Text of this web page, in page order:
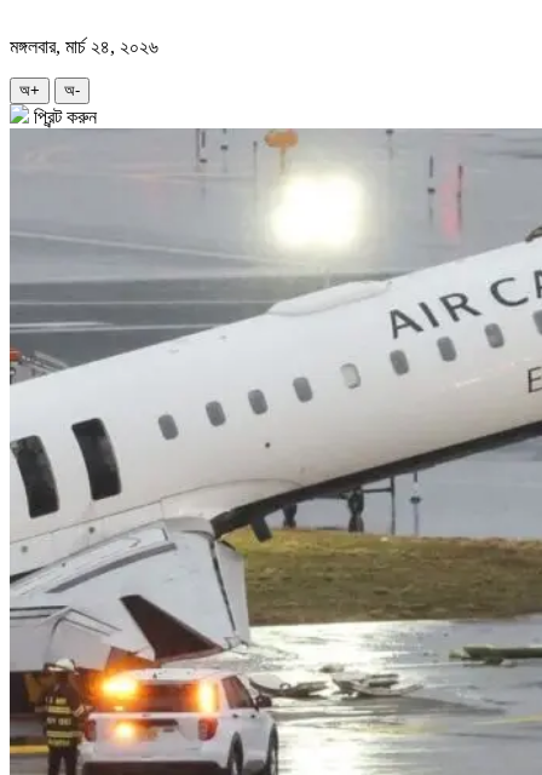
মঙ্গলবার, মার্চ ২৪, ২০২৬
অ+ অ-
প্রিন্ট করুন